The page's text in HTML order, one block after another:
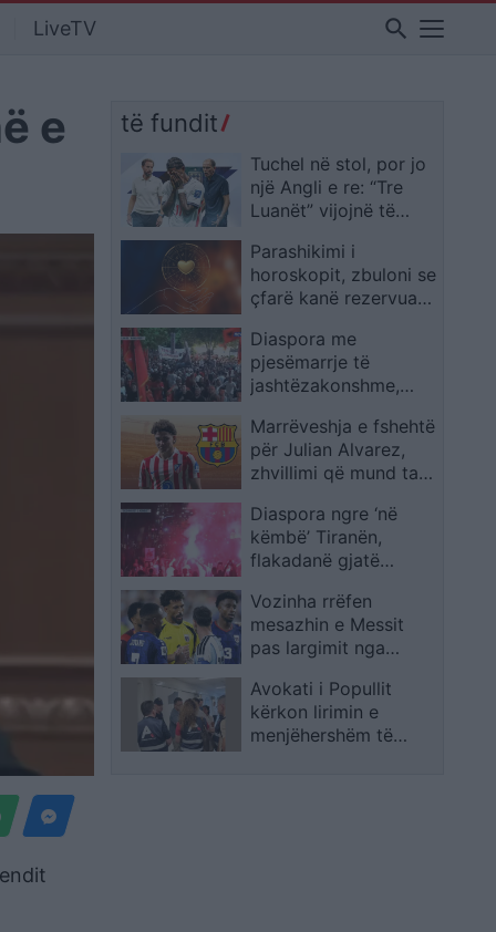
LiveTV search
e
të fundit
Tuchel në stol, por jo
një Angli e re: “Tre
Luanët” vijojnë të
Southgate
Parashikimi i
horoskopit, zbuloni se
çfarë kanë rezervuar
Diaspora me
pjesëmarrje të
jashtëzakonshme,
te komisariati 3: Lironi
çunat! Arrestoni
Ramën
Marrëveshja e fshehtë
për Julian Alvarez,
zhvillimi që mund ta
Diaspora ngre ‘në
këmbë’ Tiranën,
flakadanë gjatë
protestuesit krijojnë
atmosferë në rrugët e
kryeqytetit
Vozinha rrëfen
mesazhin e Messit
pas largimit nga
s’do t’i harroj kurrë
Avokati i Popullit
kërkon lirimin e
menjëhershëm të